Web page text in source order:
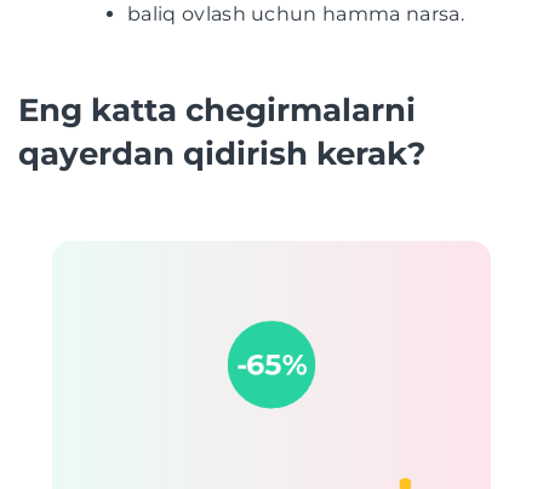
baliq ovlash uchun hamma narsa.
Eng katta chegirmalarni
qayerdan qidirish kerak?